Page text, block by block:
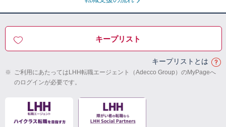
キープリスト
キープリストとは
※ ご利用にあたってはLHH転職エージェント（Adecco Group）のMyPageへ
のログインが必要です。